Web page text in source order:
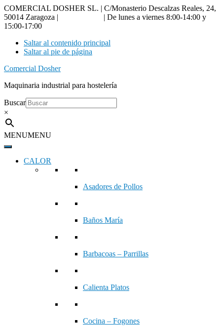
COMERCIAL DOSHER SL. | C/Monasterio Descalzas Reales, 24,
50014 Zaragoza |
| De lunes a viernes 8:00-14:00 y
15:00-17:00
Saltar al contenido principal
Saltar al pie de página
Comercial Dosher
Maquinaria industrial para hostelería
Buscar
×
MENUMENU
CALOR
Asadores de Pollos
Baños María
Barbacoas – Parrillas
Calienta Platos
Cocina – Fogones